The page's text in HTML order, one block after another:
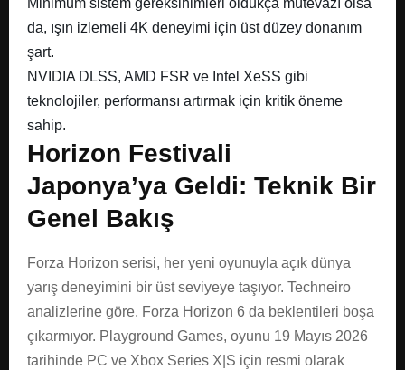
Minimum sistem gereksinimleri oldukça mütevazı olsa
da, ışın izlemeli 4K deneyimi için üst düzey donanım
şart.
NVIDIA DLSS, AMD FSR ve Intel XeSS gibi
teknolojiler, performansı artırmak için kritik öneme
sahip.
Horizon Festivali
Japonya’ya Geldi: Teknik Bir
Genel Bakış
Forza Horizon serisi, her yeni oyunuyla açık dünya
yarış deneyimini bir üst seviyeye taşıyor. Techneiro
analizlerine göre, Forza Horizon 6 da beklentileri boşa
çıkarmıyor. Playground Games, oyunu 19 Mayıs 2026
tarihinde PC ve Xbox Series X|S için resmi olarak